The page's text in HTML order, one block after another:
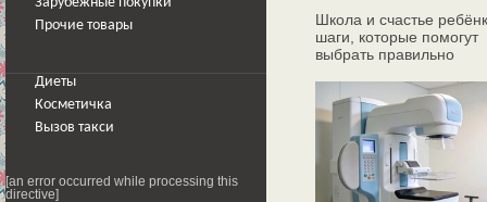
Прочие товары
Диеты
Косметичка
Вызов такси
[an error occurred while processing this
directive]
Школа и счастье
шаги, которые помогут
выбрать правильно